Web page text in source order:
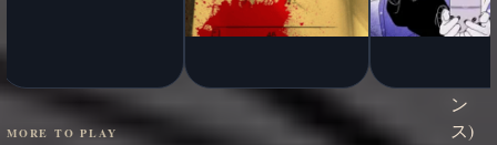
MORE TO PLAY